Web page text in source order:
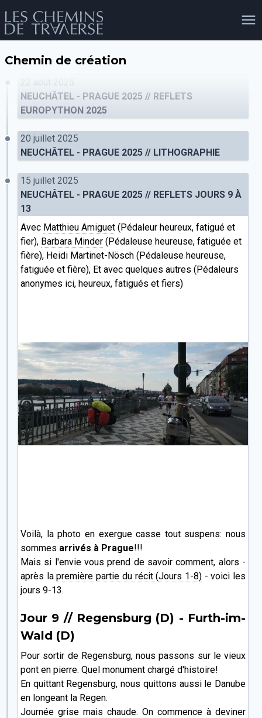
évènements
publics
cours et stages
Chemin de création
22 août 2025
NEUCHÂTEL - PRAGUE 2025 // REFLETS
EUROPYTHON 2025
20 juillet 2025
NEUCHÂTEL - PRAGUE 2025 // LITHOGRAPHIE
15 juillet 2025
NEUCHÂTEL - PRAGUE 2025 // REFLETS JOURS 9 À
13
Avec Matthieu Amiguet (Pédaleur heureux, fatigué et
fier), Barbara Minder (Pédaleuse heureuse, fatiguée et
fière), Heidi Martinet-Nösch (Pédaleuse heureuse,
fatiguée et fière), Et avec quelques autres (Pédaleurs
anonymes ici, heureux, fatigués et fiers)
Voilà, la photo en exergue casse tout suspens: nous
sommes arrivés à Prague!!!
Mais si l'envie vous prend de savoir comment, alors -
après lapremière partie du récit (Jours 1-8)- voici les
jours 9-13.
Jour 9 // Regensburg (D) - Furth-im-
Wald (D)
Pour sortir de Regensburg, nous passons sur le vieux
pont en pierre. Quel monument chargé d'histoire!
En quittant Regensburg, nous quittons aussi le Danube
en longeant la Regen.
Journée grise mais chaude. On commence à deviner